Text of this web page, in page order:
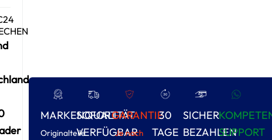
MARKENQUALITÄT
Originalteile
SOFORT
VERFÜGBAR
GARANTIE
Je nach
30
TAGE
SICHER
BEZAHLENSUPPORT